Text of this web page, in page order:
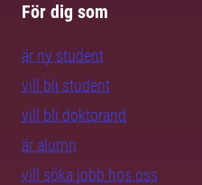
För dig som
är ny student
vill bli student
vill bli doktorand
är alumn
vill söka jobb hos oss